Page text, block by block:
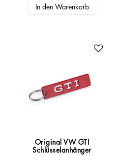
In den Warenkorb
Original VW GTI
Schlüsselanhänger